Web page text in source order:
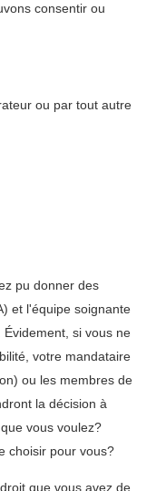
consentir ou
ou par tout autre
pu donner des
et l'équipe soignante
si vous ne
votre mandataire
ou les membres de
la décision à
vous voulez?
choisir pour vous?
que vous avez de